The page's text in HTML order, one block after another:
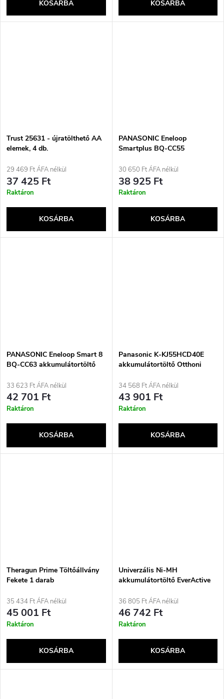
KOSÁRBA KOSÁRBA
Trust 25631 - újratölthető AA
elemek, 4 db.
29 469 Ft ÁFA nélkül
37 425 Ft
Raktáron
KOSÁRBA
PANASONIC Eneloop
Smartplus BQ-CC55
2000 mAh (K-KJ55MCD40E)
30 650 Ft ÁFA nélkül
38 925 Ft
Raktáron
KOSÁRBA
PANASONIC Eneloop Smart 8
BQ-CC63 akkumulátortöltő
33 623 Ft ÁFA nélkül
42 701 Ft
Raktáron
KOSÁRBA
Panasonic K-KJ55HCD40E
akkumulátortöltő Otthoni
34 568 Ft ÁFA nélkül
43 901 Ft
Raktáron
KOSÁRBA
Theragun Prime Töltőállvány
Fekete 1 darab
35 434 Ft ÁFA nélkül
45 001 Ft
Raktáron
KOSÁRBA
Univerzális Ni-MH
akkumulátortöltő EverActive
36 805 Ft ÁFA nélkül
46 742 Ft
Raktáron
KOSÁRBA